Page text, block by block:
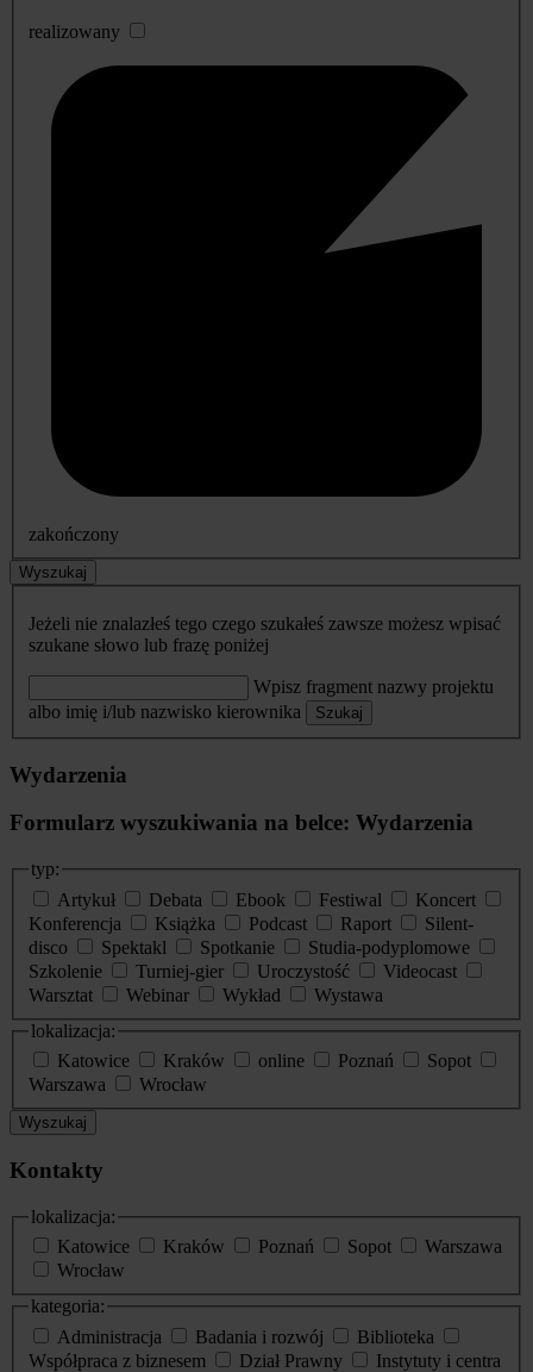
realizowany
zakończony
Wyszukaj
Jeżeli nie znalazłeś tego czego szukałeś zawsze możesz wpisać
szukane słowo lub frazę poniżej
Wpisz fragment nazwy projektu
albo imię i/lub nazwisko kierownika
Szukaj
Wydarzenia
Formularz wyszukiwania na belce: Wydarzenia
typ:
Artykuł
Debata Ebook Festiwal
Koncert
Konferencja
Książka Podcast Raport
Silent-
disco
Spektakl Spotkanie
Studia-podyplomowe
Szkolenie
Turniej-gier Uroczystość
Videocast
Warsztat
Webinar Wykład
Wystawa
lokalizacja:
Katowice
Kraków online Poznań
Sopot
Warszawa
Wrocław
Wyszukaj
Kontakty
lokalizacja:
Katowice
Kraków Poznań Sopot
Warszawa
Wrocław
kategoria:
Administracja
Badania i rozwój
Biblioteka
Współpraca z biznesem
Dział Prawny
Instytuty i centra